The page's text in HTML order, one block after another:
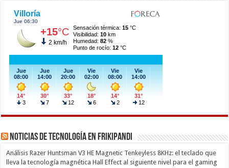
Noticias de Tecnología en Frikipandi
Análisis Razer Huntsman V3 HE Magnetic Tenkeyless 8KHz: el teclado que
lleva la tecnología magnética Hall Effect al siguiente nivel para el gaming